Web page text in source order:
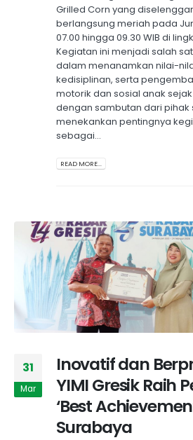
Grilled Corn yang
berlangsung meriah pada
07.00 hingga 09.30 WIB di
Kegiatan ini menjadi salah
dalam menanamkan nilai-
kedisiplinan, serta
motorik dan sosial anak
dengan sambutan dari pihak
menekankan pentingnya
sebagai...
READ MORE...
31
Mar
Inovatif dan
YIMI Gresik Raih
‘Best
Surabaya